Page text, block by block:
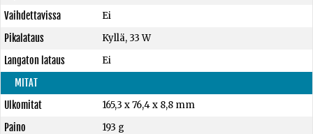
Vaihdettavissa
Ei
Pikalataus
Kyllä, 33 W
Langaton lataus
Ei
MITAT
Ulkomitat
165,3 x 76,4 x 8,8 mm
Paino
193 g